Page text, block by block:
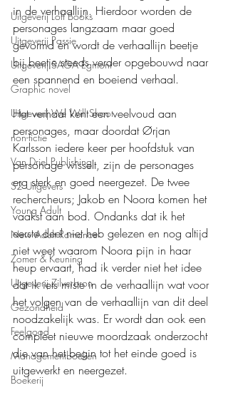
Uitgeverij Loft Books
Uitgeverij Passie
Uitgeverij SAGA Egmont
Graphic novel
Uitgeverij We Will Shoot
non-fictie
Van Driel Publishing
S2 Uitgevers
Young Adult
New Adult Romance
Zomer & Keuning
Uitgeverij Zilverbron
Gezondheid
Feelgood
Managementboeken
Boekerij
in de verhaallijn. Hierdoor worden de
personages langzaam maar goed
gevormd en wordt de verhaallijn beetje
bij beetje steeds verder opgebouwd naar
een spannend en boeiend verhaal.
Het verhaal kent een veelvoud aan
personages, maar doordat Ørjan
Karlsson iedere keer per hoofdstuk van
personage wisselt, zijn de personages
erg sterk en goed neergezet. De twee
rechercheurs; Jakob en Noora komen het
vaakst aan bod. Ondanks dat ik het
eerste deel niet heb gelezen en nog altijd
niet weet waarom Noora pijn in haar
heup ervaart, had ik verder niet het idee
dat ik iets miste in de verhaallijn wat voor
het volgen van de verhaallijn van dit deel
noodzakelijk was. Er wordt dan ook een
compleet nieuwe moordzaak onderzocht
die van het begin tot het einde goed is
uitgewerkt en neergezet.